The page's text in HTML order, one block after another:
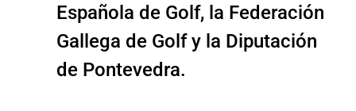
Española de Golf, la Federación
Gallega de Golf y la Diputación
de Pontevedra.